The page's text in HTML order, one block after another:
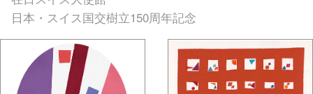
日本・スイス国交樹立150周年記念